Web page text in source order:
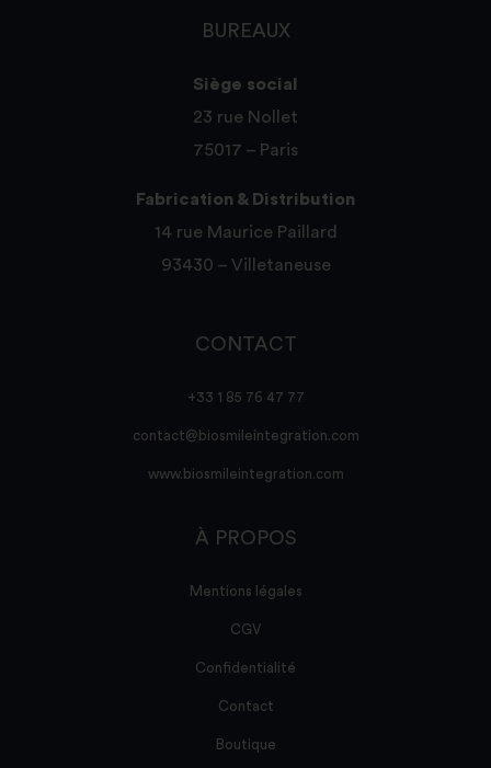
BUREAUX
Siège social
23 rue Nollet
75017 – Paris
Fabrication & Distribution
14 rue Maurice Paillard
93430 – Villetaneuse
CONTACT
+33 1 85 76 47 77
contact@biosmileintegration.com
www.biosmileintegration.com
À PROPOS
Mentions légales
CGV
Confidentialité
Contact
Boutique